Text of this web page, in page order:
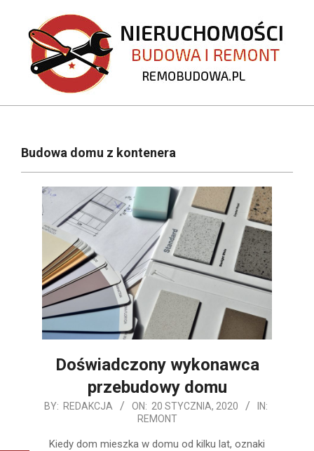
content
REMOBUDOWA.PL
NavigationBudowa domu z kontenera
Doświadczony wykonawca
przebudowy domu
2020-
20
BY: REDAKCJA ON: 20 STYCZNIA, 2020
IN:
REMONT
Kiedy dom mieszka w domu od kilku lat, oznaki